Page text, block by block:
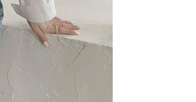
公司將有權停止該用戶之使用額度並採取法律行